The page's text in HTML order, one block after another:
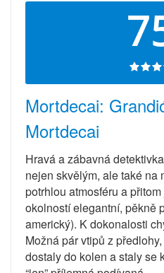
Mortdecai:
Mortdecai
Hravá a zábavná
nejen skvělým, ale také na
potrhlou atmosféru a
okolností elegantní, pěkně
americký). K dokonalosti
Možná pár vtipů z
dostaly do kolen a staly se